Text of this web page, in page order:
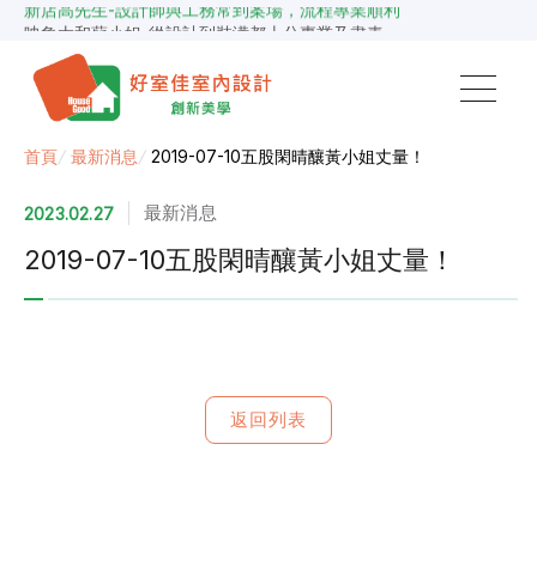
新店高先生-設計師與工務常到案場，流程專業順利
映象太和蘇小姐-從設計到裝潢都十分專業及盡責
景安捷作陳小姐-專業團隊，設計到完工都有達到所求
超級F1歐小姐-設計跟材料的品質都很優質，建議實用
說明仔細流程順暢，注意施工上細節，施工團隊專業細心
毛胚屋裝修推薦，設計師與工務完美配合，效果非常滿意
【裝修貸款】最高200萬，50萬以下最快2小時核貸
首頁/ 最新消息 / 2019-07-10五股閑晴釀黃小姐丈量！
2023.02.27 最新消息
2019-07-10五股閑晴釀黃小姐丈量！
返回列表